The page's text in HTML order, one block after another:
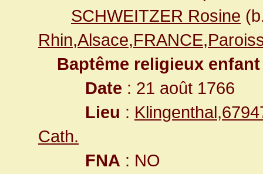
SCHWEITZER Rosine
Baptême religieux enfant
Date : 21 août 1766
Lieu :
Cath.
FNA : NO